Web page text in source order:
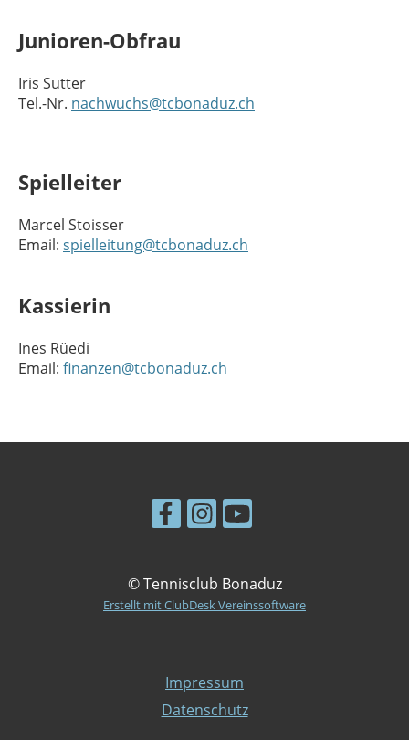
Junioren-Obfrau
Iris Sutter
Tel.-Nr. nachwuchs@tcbonaduz.ch
Spielleiter
Marcel Stoisser
Email: spielleitung@tcbonaduz.ch
Kassierin
Ines Rüedi
Email: finanzen@tcbonaduz.ch
© Tennisclub Bonaduz
Erstellt mit ClubDesk Vereinssoftware
Impressum
Datenschutz